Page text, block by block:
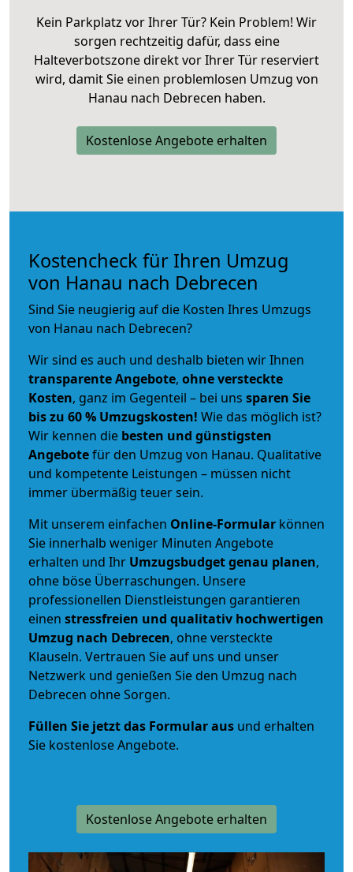
Kein Parkplatz vor Ihrer Tür? Kein Problem! Wir
sorgen rechtzeitig dafür, dass eine
Halteverbotszone direkt vor Ihrer Tür reserviert
wird, damit Sie einen problemlosen Umzug von
Hanau nach Debrecen haben.
Kostenlose Angebote erhalten
Kostencheck für Ihren Umzug
von Hanau nach Debrecen
Sind Sie neugierig auf die Kosten Ihres Umzugs
von Hanau nach Debrecen?
Wir sind es auch und deshalb bieten wir Ihnen
transparente Angebote, ohne versteckte
Kosten, ganz im Gegenteil – bei uns sparen Sie
bis zu 60 % Umzugskosten! Wie das möglich ist?
Wir kennen die besten und günstigsten
Angebotefür den Umzug von Hanau. Qualitative
und kompetente Leistungen – müssen nicht
immer übermäßig teuer sein.
Mit unserem einfachen Online-Formular können
Sie innerhalb weniger Minuten Angebote
erhalten und Ihr Umzugsbudgetgenau planen,
ohne böse Überraschungen. Unsere
professionellen Dienstleistungen garantieren
einen stressfreien und qualitativ hochwertigen
Umzug nach Debrecen, ohne versteckte
Klauseln. Vertrauen Sie auf uns und unser
Netzwerk und genießen Sie den Umzug nach
Debrecen ohne Sorgen.
Füllen Sie jetzt das Formular aus und erhalten
Sie kostenlose Angebote.
Kostenlose Angebote erhalten